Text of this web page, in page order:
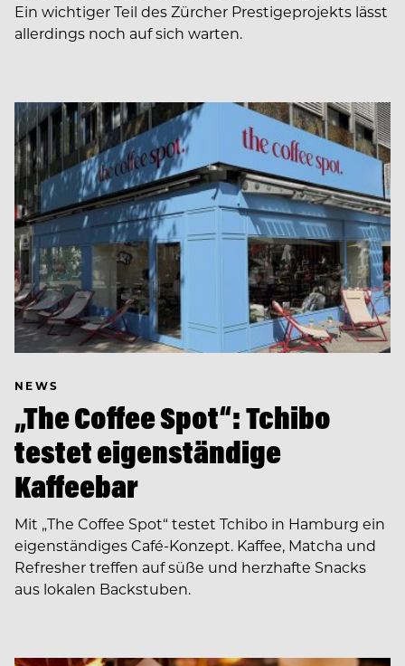
Ein wichtiger Teil des Zürcher Prestigeprojekts lässt
allerdings noch auf sich warten.
NEWS
„The Coffee Spot“: Tchibo
testet eigenständige
Kaffeebar
Mit „The Coffee Spot“ testet Tchibo in Hamburg ein
eigenständiges Café-Konzept. Kaffee, Matcha und
Refresher treffen auf süße und herzhafte Snacks
aus lokalen Backstuben.